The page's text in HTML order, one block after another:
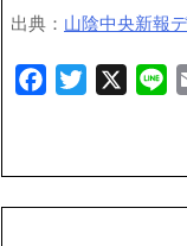
出典： 山陰中央新報
FacebookTwitter